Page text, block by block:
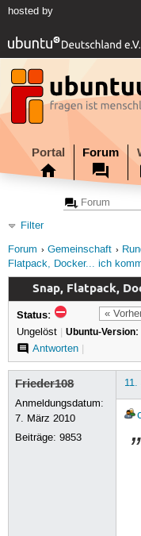
hosted by
Portal Forum
Filter
Forum
Gemeinschaft
Flatpack, Docker... ich
Snap, Flatpack,
«
Status:
Ungelöst | Ubuntu-Version:
Antworten|
Frieder108
Anmeldungsdatum:
7. März 2010
Beiträge:9853